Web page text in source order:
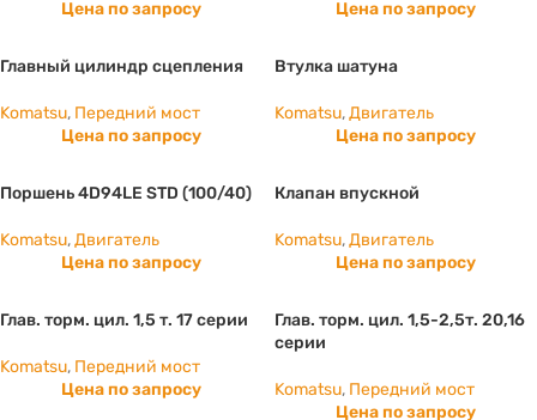
Цена по запросу
Цена по запросу
Главный цилиндр сцепления
Komatsu, Передний мост
Цена по запросу
Втулка шатуна
Komatsu,Двигатель
Цена по запросу
Поршень 4D94LE STD (100/40)
Komatsu,Двигатель
Цена по запросу
Клапан впускной
Komatsu,Двигатель
Цена по запросу
Глав. торм. цил. 1,5 т. 17 серии
Komatsu, Передний мост
Цена по запросу
Глав. торм. цил. 1,5-2,5т. 20,16
серии
Komatsu, Передний мост
Цена по запросу